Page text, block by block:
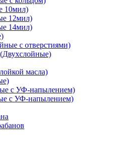
10мил)
12мил)
14мил)
с отверстиями)
масла)
с УФ-напылением)
с УФ-напылением)